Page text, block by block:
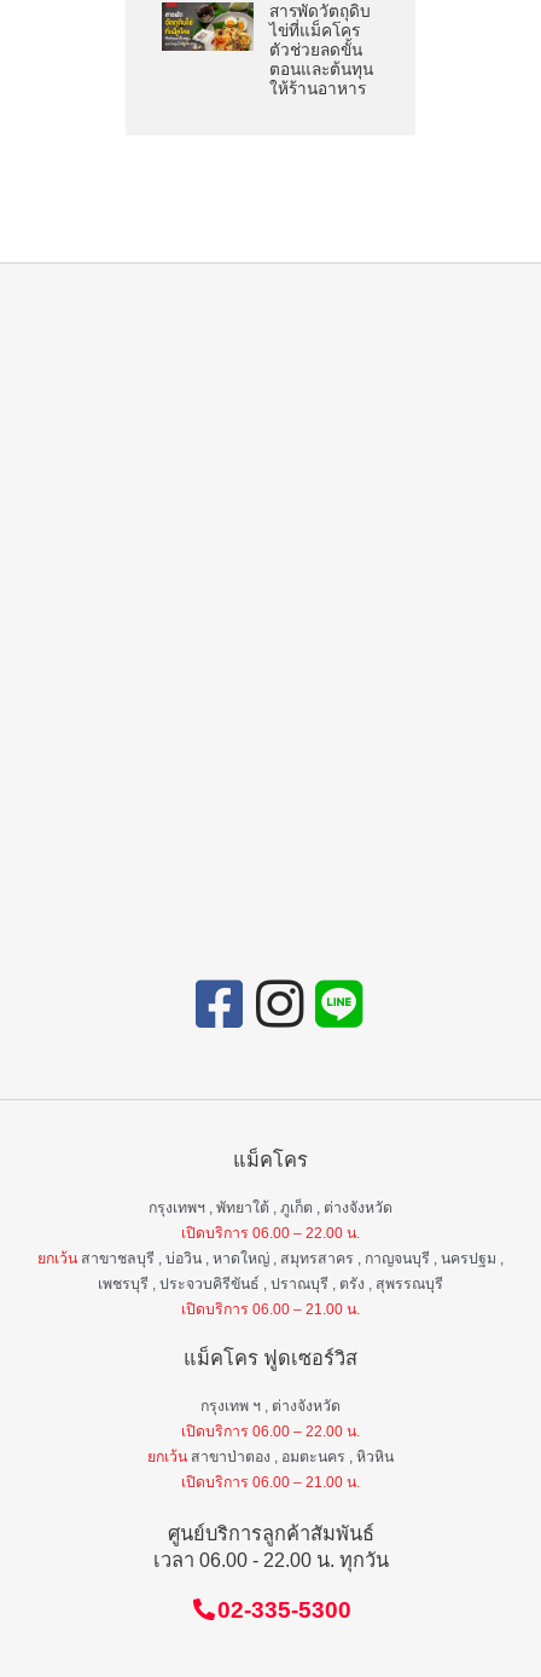
สารพัดวัตถุดิบ
ไข่ที่แม็คโคร
ตัวช่วยลดขั้น
ตอนและต้นทุน
ให้ร้านอาหาร
แม็คโคร
กรุงเทพฯ , พัทยาใต้ , ภูเก็ต , ต่างจังหวัด
เปิดบริการ 06.00 – 22.00 น.
ยกเว้น สาขาชลบุรี , บ่อวิน , หาดใหญ่ , สมุทรสาคร , กาญจนบุรี , นครปฐม ,
เพชรบุรี , ประจวบคิรีขันธ์ , ปราณบุรี , ตรัง , สุพรรณบุรี
เปิดบริการ 06.00 – 21.00 น.
แม็คโคร ฟูดเซอร์วิส
กรุงเทพ ฯ , ต่างจังหวัด
เปิดบริการ 06.00 – 22.00 น.
ยกเว้น สาขาป่าตอง , อมตะนคร , หิวหิน
เปิดบริการ 06.00 – 21.00 น.
ศูนย์บริการลูกค้าสัมพันธ์
เวลา 06.00 - 22.00 น. ทุกวัน
02-335-5300